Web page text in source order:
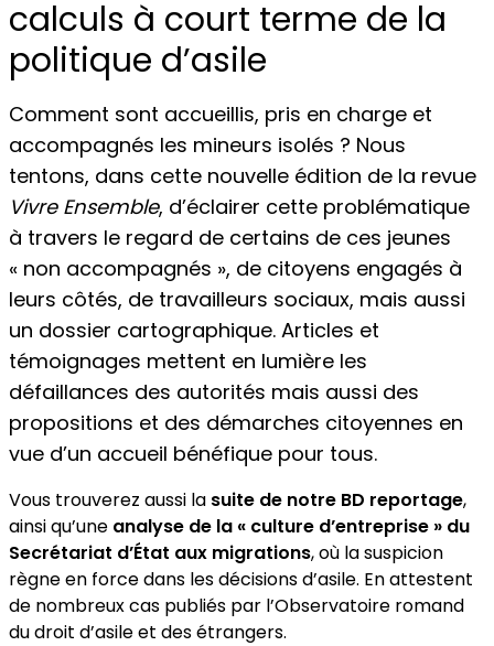
calculs à court terme de la
politique d’asile
Comment sont accueillis, pris en charge et
accompagnés les mineurs isolés ? Nous
tentons, dans cette nouvelle édition de la revue
Vivre Ensemble, d’éclairer cette problématique
à travers le regard de certains de ces jeunes
« non accompagnés », de citoyens engagés à
leurs côtés, de travailleurs sociaux, mais aussi
un dossier cartographique. Articles et
témoignages mettent en lumière les
défaillances des autorités mais aussi des
propositions et des démarches citoyennes en
vue d’un accueil bénéfique pour tous.
Vous trouverez aussi la suite de notre BD reportage,
ainsi qu’une analyse de la « culture d’entreprise » du
Secrétariat d’État aux migrations, où la suspicion
règne en force dans les décisions d’asile. En attestent
de nombreux cas publiés par l’Observatoire romand
du droit d’asile et des étrangers.